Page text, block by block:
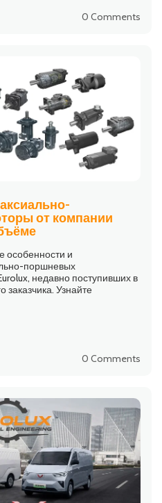
0 Comments
от компании
особенности и
поршневых
недавно поступивших в
Узнайте
0 Comments